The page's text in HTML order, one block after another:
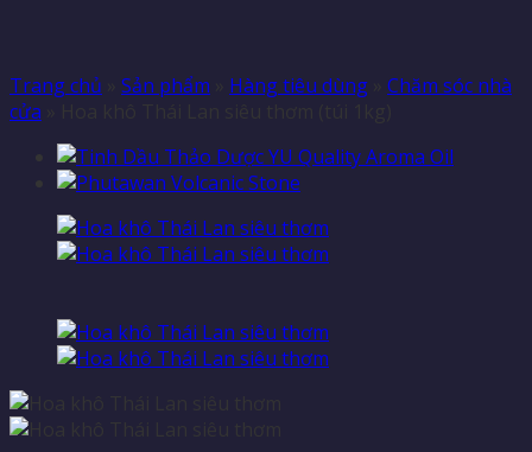
Trang chủ Sản phẩm Hàng tiêu dùng
Chăm sóc nhà
cửa